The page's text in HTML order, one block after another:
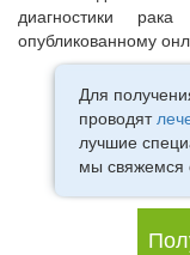
диагностики
опубликованному
Для
проводят
лучшие
мы свяжемся